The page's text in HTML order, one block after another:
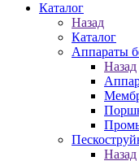
Каталог
Назад
Каталог
Аппараты
Назад
Назад